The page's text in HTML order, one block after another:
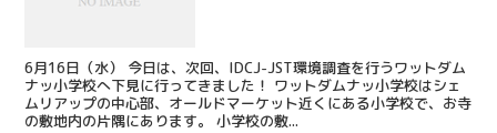
6月16日（水） 今日は、次回、IDCJ-JST環境調査を行うワットダム
ナッ小学校へ下見に行ってきました！ ワットダムナッ小学校はシェ
ムリアップの中心部、オールドマーケット近くにある小学校で、お寺
の敷地内の片隅にあります。 小学校の敷...